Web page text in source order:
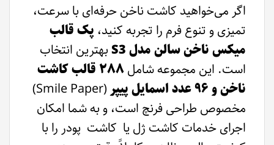
اگر می‌خواهید کاشت ناخن حرفه‌ای با سرعت،
تمیزی و تنوع فرم را تجربه کنید، پک قالب
میکس ناخن سالن مدل S3
بهترین انتخاب
است. این مجموعه شامل
۲۸۸ قالب کاشت
ناخن و ۹۶ عدد اسمایل پیپر
(Smile Paper)
مخصوص طراحی فرنچ است، و به شما امکان
اجرای خدمات کاشت ژل یا کاشت پودر را با